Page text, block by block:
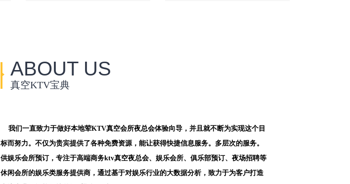
ABOUT US
真空KTV宝典
我们一直致力于做好本地荤KTV真空会所夜总会体验向导，并且就不断为实现这个目
标而努力。不仅为贵宾提供了各种免费资源，能让获得快捷信息服务。多层次的服务。
供娱乐会所预订，专注于高端商务ktv真空夜总会、娱乐会所、俱乐部预订、夜场招聘等
休闲会所的娱乐类服务提供商，通过基于对娱乐行业的大数据分析，致力于为客户打造